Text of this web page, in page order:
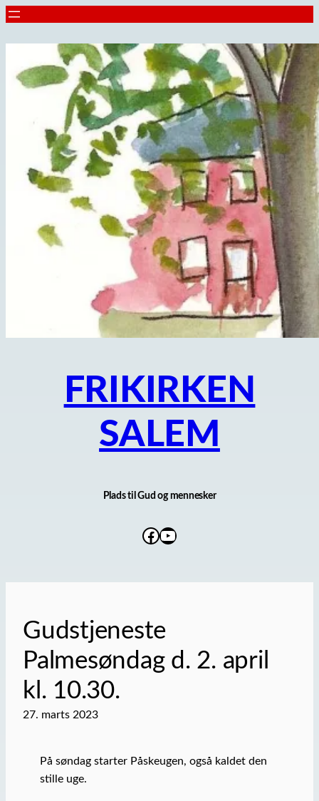
Spring
FRIKIRKEN
SALEM
Plads til Gud og mennesker
Facebook
YouTube
Gudstjeneste
Palmesøndag d. 2. april
kl. 10.30.
27. marts 2023
På søndag starter Påskeugen, også kaldet den
stille uge.